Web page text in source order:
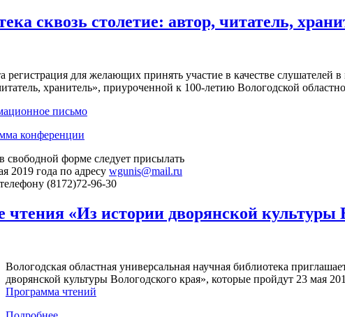
сквозь столетие: автор, читатель,
регистрация для желающих принять участие в качестве слушателей
хранитель», приуроченной к 100-летию Вологодской
письмо
конференции
свободной форме следует присылать
2019 года по адресу wgunis@mail.ru
(8172)72-96-30
чтения «Из истории дворянской культуры
Вологодская областная универсальная научная библиотека
дворянской культуры Вологодского края», которые пройдут 23 мая
Программа чтений